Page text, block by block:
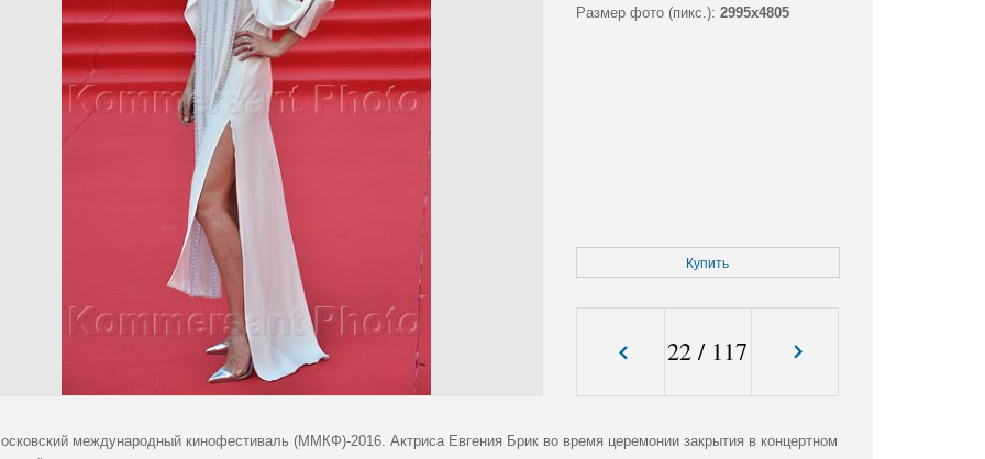
Размер фото (пикс.): 2995x4805
Купить
22 / 117
международный кинофестиваль (ММКФ)-2016. Актриса Евгения Брик во время церемонии закрытия в концертном